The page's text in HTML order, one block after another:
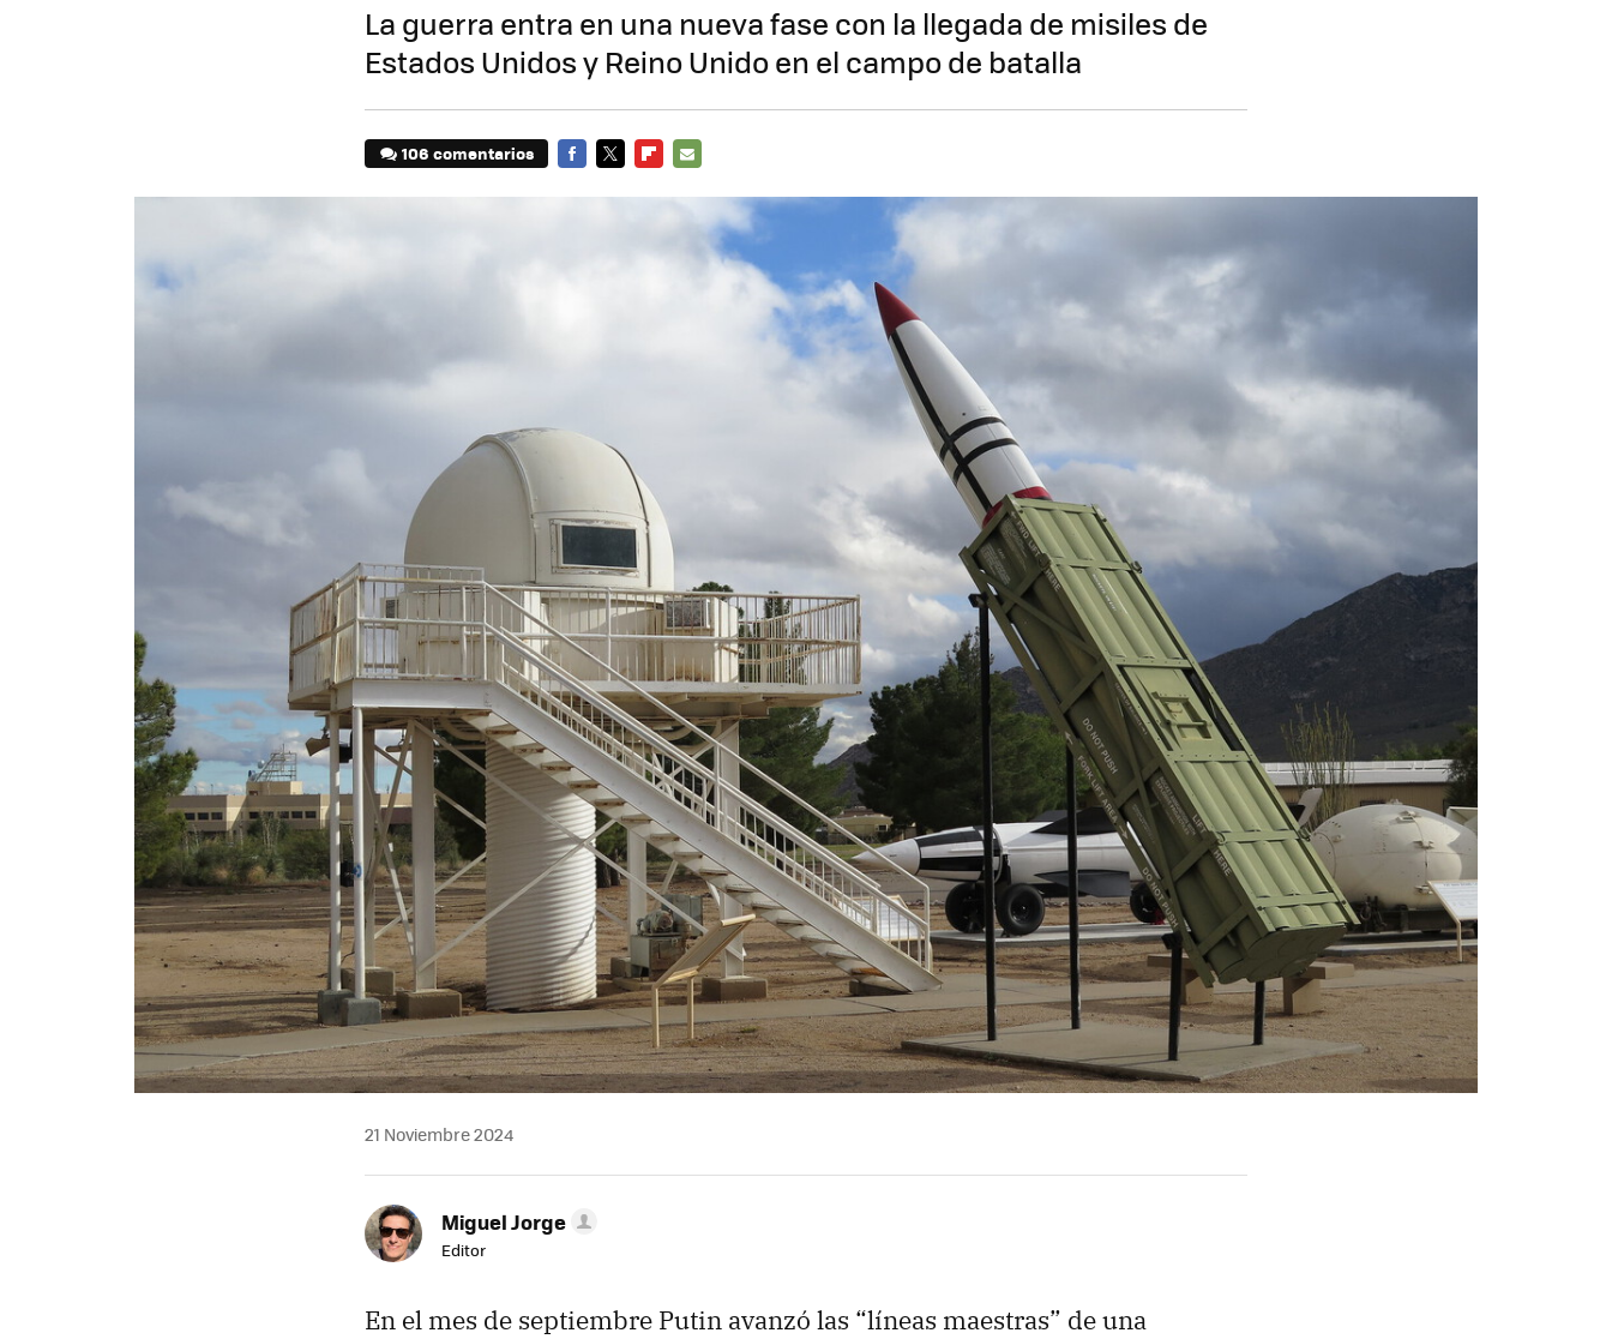
La guerra entra en una nueva fase con la llegada de misiles de
Estados Unidos y Reino Unido en el campo de batalla
106 comentarios
21 Noviembre 2024
Miguel Jorge
Editor
En el mes de septiembre Putin avanzó las “líneas maestras” de una